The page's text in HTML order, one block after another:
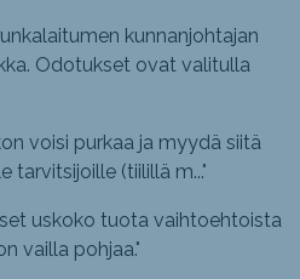
kunnanjohtajan
Odotukset ovat valitulla
voisi purkaa ja myydä siitä
tarvitsijoille (tiilillä m..."
uskoko tuota vaihtoehtoista
vailla pohjaa."